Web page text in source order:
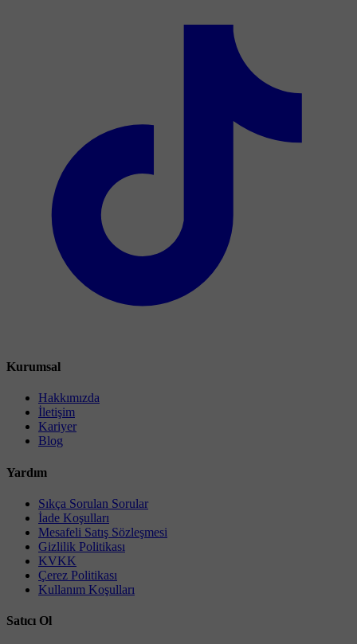
Kurumsal
Hakkımızda
İletişim
Kariyer
Blog
Yardım
Sıkça Sorulan Sorular
İade Koşulları
Mesafeli Satış Sözleşmesi
Gizlilik Politikası
KVKK
Çerez Politikası
Kullanım Koşulları
Satıcı Ol